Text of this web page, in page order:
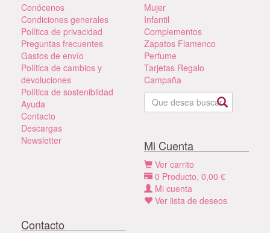
Conócenos
Condiciones generales
Política de privacidad
Preguntas frecuentes
Gastos de envío
Política de cambios y
devoluciones
Política de sosteniblidad
Ayuda
Contacto
Descargas
Newsletter
Mujer
Infantil
Complementos
Zapatos Flamenco
Perfume
Tarjetas Regalo
Campaña
Mi Cuenta
Ver carrito
0 Producto, 0,00 €
Mi cuenta
Ver lista de deseos
Contacto